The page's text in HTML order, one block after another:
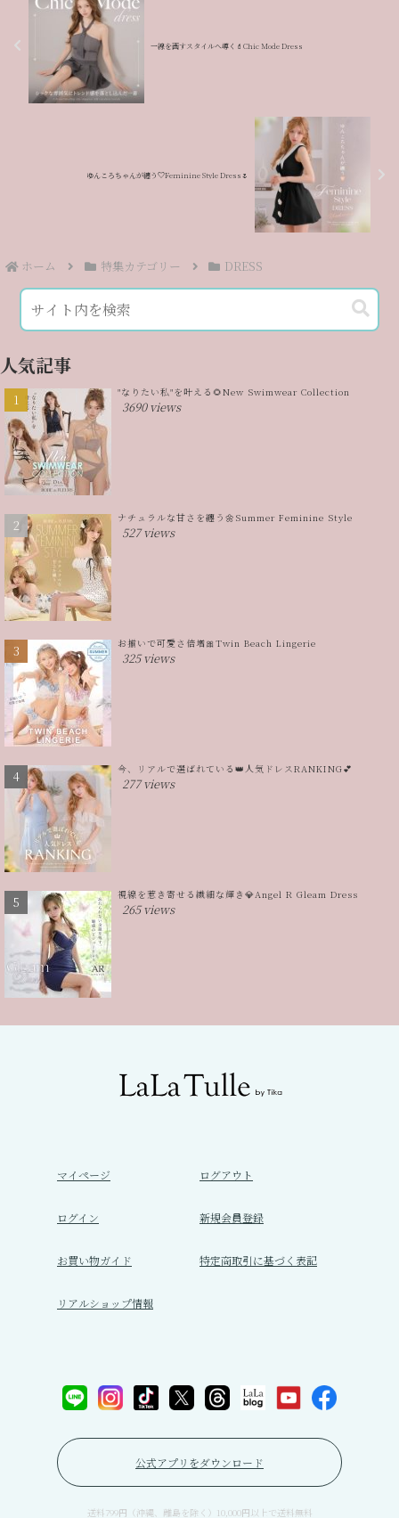
一線を画すスタイルへ導く💄Chic Mode Dress
ゆんころちゃんが纏う♡Feminine Style Dress🌷
ホーム 特集カテゴリー DRESS
人気記事
"なりたい私"を叶える🌻New Swimwear Collection
3690 views
ナチュラルな甘さを纏う🌼Summer Feminine Style
527 views
お揃いで可愛さ倍増🎀Twin Beach Lingerie
325 views
今、リアルで選ばれている👑人気ドレスRANKING💕
277 views
視線を惹き寄せる繊細な輝き💎Angel R Gleam Dress
265 views
マイページ ログアウト
ログイン 新規会員登録
お買い物ガイド 特定商取引に基づく表記
リアルショップ情報
公式アプリをダウンロード
送料799円（沖縄、離島を除く）10,000円以上で送料無料